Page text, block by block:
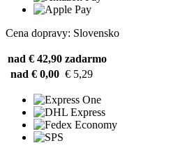
Cena dopravy: Slovensko
nad € 42,90 zadarmo
nad € 0,00 € 5,29